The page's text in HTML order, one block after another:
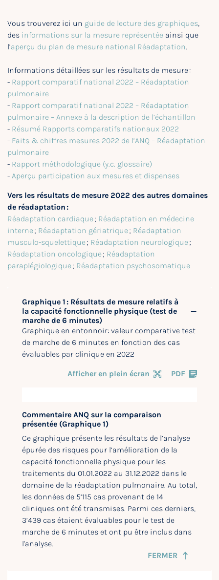
Vous trouverez ici un guide de lecture des graphiques,
des informations sur la mesure représentée ainsi que
l’aperçu du plan de mesure national Réadaptation.
Informations détaillées sur les résultats de mesure :
- Rapport comparatif national 2022 – Réadaptation
pulmonaire
- Rapport comparatif national 2022 – Réadaptation
pulmonaire – Annexe à la description de l’échantillon
- Résumé Rapports comparatifs nationaux 2022
- Faits & chiffres mesures 2022 de l’ANQ – Réadaptation
pulmonaire
- Rapport méthodologique (y.c. glossaire)
- Aperçu participation aux mesures et dispenses
Vers les résultats de mesure 2022 des autres domaines
de réadaptation :
Réadaptation cardiaque ; Réadaptation en médecine
interne ; Réadaptation gériatrique ; Réadaptation
musculo-squelettique ; Réadaptation neurologique ;
Réadaptation oncologique ; Réadaptation
paraplégiologique ; Réadaptation psychosomatique
Graphique 1 : Résultats de mesure relatifs à
la capacité fonctionnelle physique (test de
marche de 6 minutes)
Graphique en entonnoir: valeur comparative test
de marche de 6 minutes en fonction des cas
évaluables par clinique en 2022
Afficher en plein écran PDF
Commentaire ANQ sur la comparaison
présentée (Graphique 1)
Ce graphique présente les résultats de l’analyse
épurée des risques pour l’amélioration de la
capacité fonctionnelle physique pour les
traitements du 01.01.2022 au 31.12.2022 dans le
domaine de la réadaptation pulmonaire. Au total,
les données de 5’115 cas provenant de 14
cliniques ont été transmises. Parmi ces derniers,
3’439 cas étaient évaluables pour le test de
marche de 6 minutes et ont pu être inclus dans
l'analyse.
FERMER